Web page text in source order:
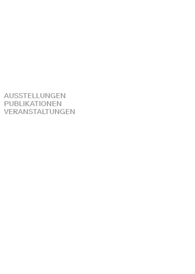
AUSSTELLUNGEN
PUBLIKATIONEN
VERANSTALTUNGEN